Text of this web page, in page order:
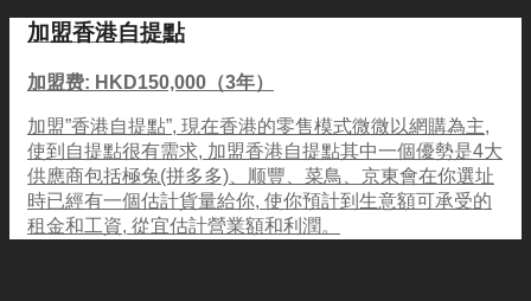
加盟香港自提點
加盟费: HKD150,000（3年）
加盟”香港自提點”, 現在香港的零售模式微微以網購為主,
使到自提點很有需求, 加盟香港自提點其中一個優勢是4大
供應商包括極兔(拼多多)、顺豐、菜鳥、京東會在你選址
時已經有一個估計貨量給你, 使你預計到生意額可承受的
租金和工資, 從宜估計營業額和利潤。